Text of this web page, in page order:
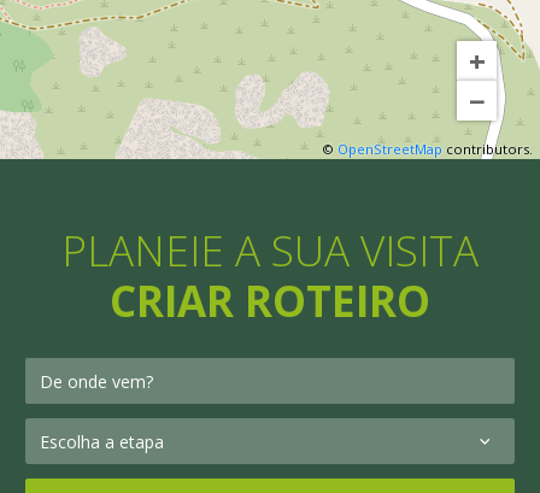
+
−
© OpenStreetMap contributors.
PLANEIE A SUA VISITA
CRIAR ROTEIRO